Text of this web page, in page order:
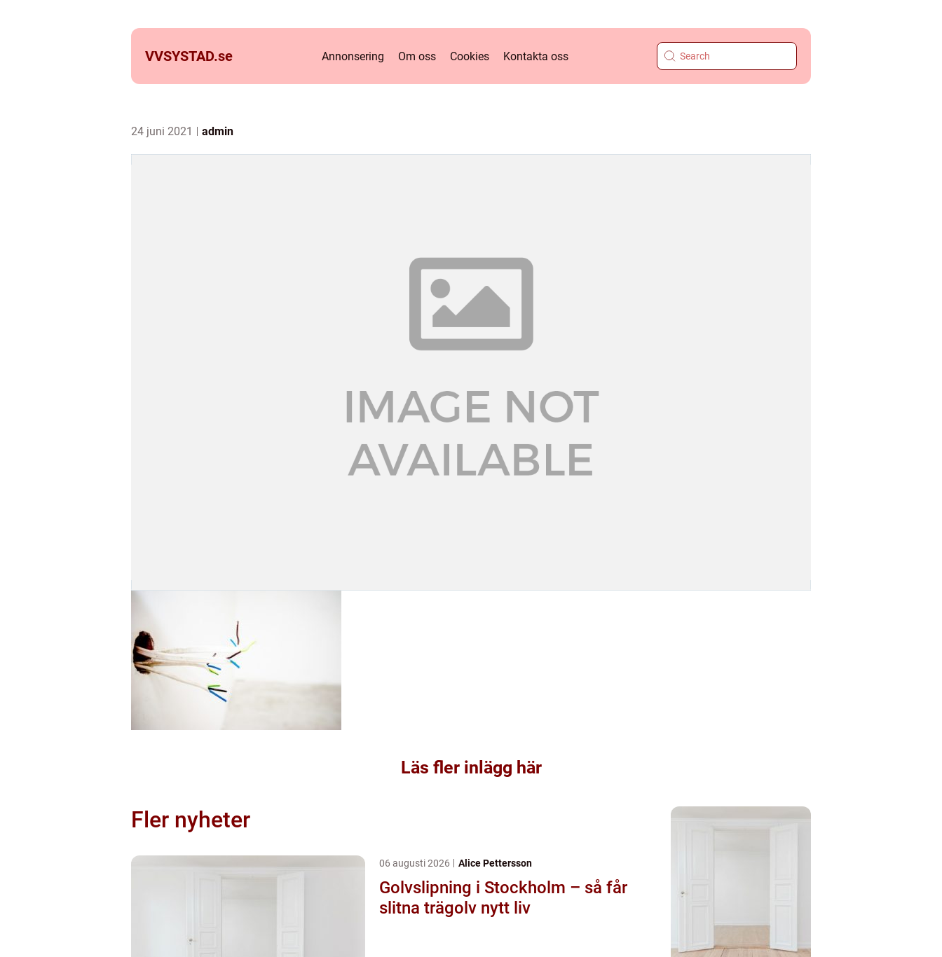
VVSYSTAD.se Annonsering Om oss Cookies Kontakta oss
24 juni 2021 admin
Läs fler inlägg här
Fler nyheter
06 augusti 2026 Alice Pettersson
Golvslipning i Stockholm – så får
slitna trägolv nytt liv